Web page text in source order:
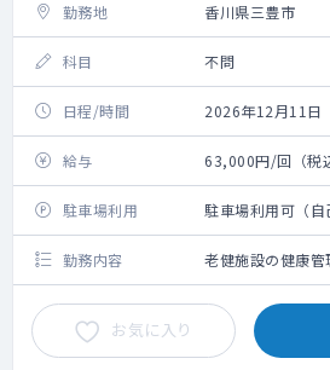
勤務地 香川県三豊市
科目 不問
日程/時間 2026年12月11日
給与 63,000円/回（税
駐車場利用 駐車場利用可（自
勤務内容 老健施設の健康管
お気に入り